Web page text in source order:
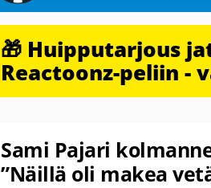
🎁 Huipputarjous
Reactoonz-peliin -
Sami Pajari
”Näillä oli makea